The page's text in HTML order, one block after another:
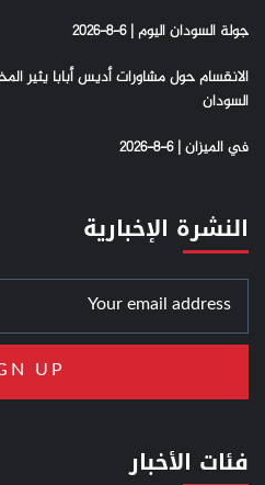
جولة السودان اليوم | 6-8-2026
الانقسام حول مشاورات أديس أبابا
السودان
في الميزان | 6-8-2026
النشرة الإخبارية
فئات الأخبار